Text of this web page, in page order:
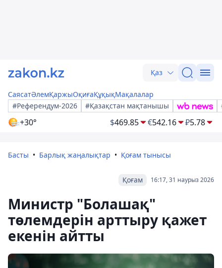
Қаз
СаясатӘлемҚаржыОқиғаҚұқықМақалалар
#Референдум-2026
#Қазақстан мақтанышы
+30° $469.85 €542.16 ₽5.78
Басты Барлық жаңалықтар Қоғам тынысы
16:17, 31 наурыз 2026
Қоғам
Министр "Болашақ"
төлемдерін арттыру қажет
екенін айтты